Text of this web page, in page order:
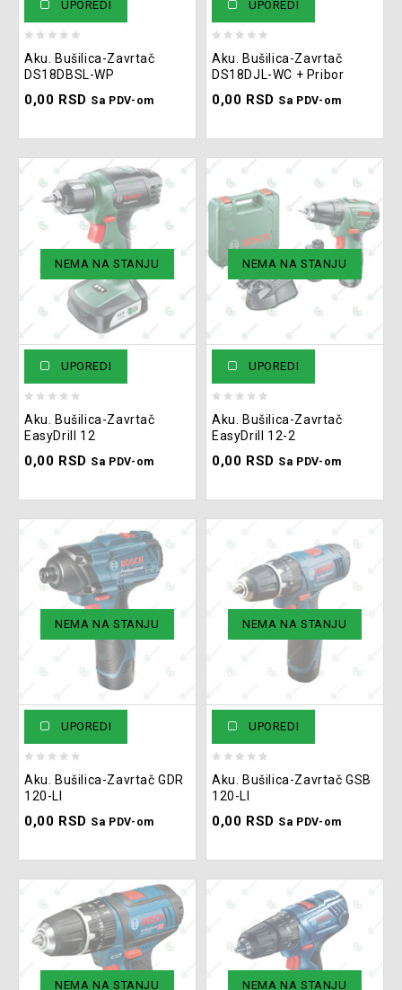
UPOREDI
out
of
5
Aku. Bušilica-Zavrtač
DS18DBSL-WP
0,00 RSD Sa PDV-om
UPOREDI
out
of
5
Aku. Bušilica-Zavrtač
DS18DJL-WC + Pribor
0,00 RSD Sa PDV-om
NEMA NA STANJU
UPOREDI
out
of
5
Aku. Bušilica-Zavrtač
EasyDrill 12
0,00 RSD Sa PDV-om
NEMA NA STANJU
UPOREDI
out
of
5
Aku. Bušilica-Zavrtač
EasyDrill 12-2
0,00 RSD Sa PDV-om
NEMA NA STANJU
UPOREDI
out
of
5
Aku. Bušilica-Zavrtač GDR
120-LI
0,00 RSD Sa PDV-om
NEMA NA STANJU
UPOREDI
out
of
5
Aku. Bušilica-Zavrtač GSB
120-LI
0,00 RSD Sa PDV-om
NEMA NA STANJU NEMA NA STANJU